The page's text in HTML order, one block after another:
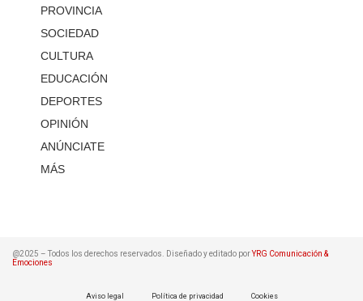
PROVINCIA
SOCIEDAD
CULTURA
EDUCACIÓN
DEPORTES
OPINIÓN
ANÚNCIATE
MÁS
@2025 – Todos los derechos reservados. Diseñado y editado porYRG Comunicación &
Emociones
Aviso legal Política de privacidad Cookies